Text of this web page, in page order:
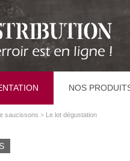
NOS
saucissons > Le lot dégustation